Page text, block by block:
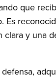
que
Es
y una